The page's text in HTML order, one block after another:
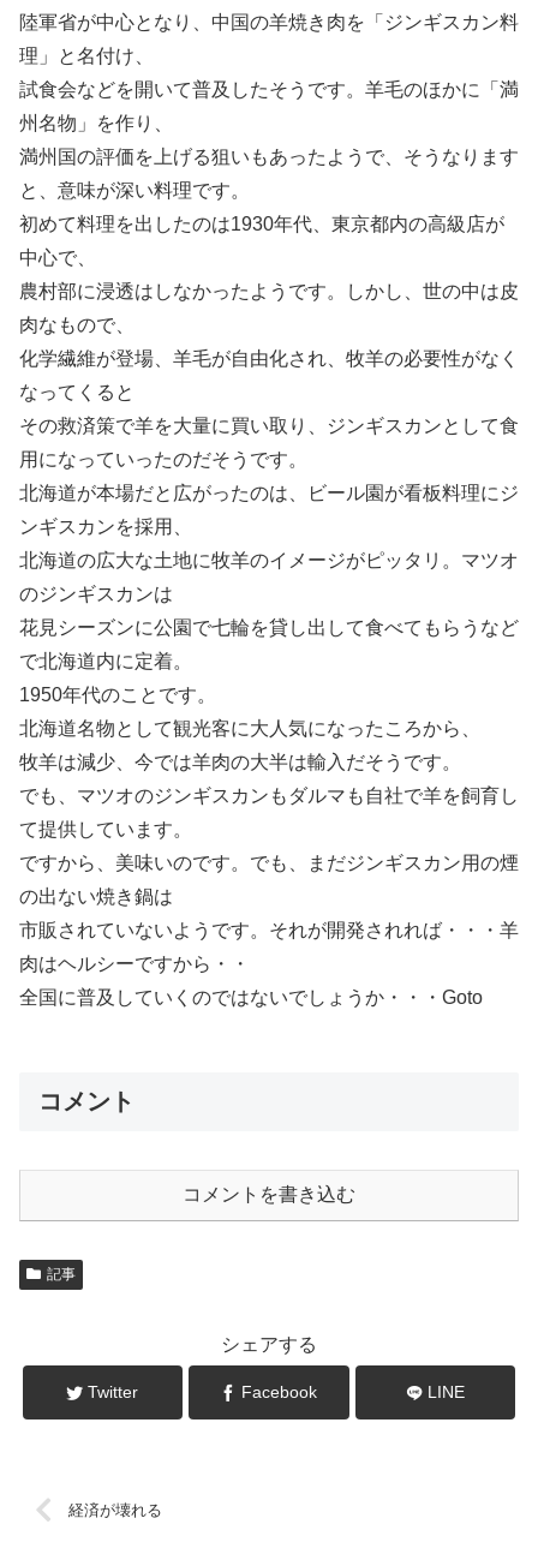
陸軍省が中心となり、中国の羊焼き肉を「ジンギスカン料
理」と名付け、
試食会などを開いて普及したそうです。羊毛のほかに「満
州名物」を作り、
満州国の評価を上げる狙いもあったようで、そうなります
と、意味が深い料理です。
初めて料理を出したのは1930年代、東京都内の高級店が
中心で、
農村部に浸透はしなかったようです。しかし、世の中は皮
肉なもので、
化学繊維が登場、羊毛が自由化され、牧羊の必要性がなく
なってくると
その救済策で羊を大量に買い取り、ジンギスカンとして食
用になっていったのだそうです。
北海道が本場だと広がったのは、ビール園が看板料理にジ
ンギスカンを採用、
北海道の広大な土地に牧羊のイメージがピッタリ。マツオ
のジンギスカンは
花見シーズンに公園で七輪を貸し出して食べてもらうなど
で北海道内に定着。
1950年代のことです。
北海道名物として観光客に大人気になったころから、
牧羊は減少、今では羊肉の大半は輸入だそうです。
でも、マツオのジンギスカンもダルマも自社で羊を飼育し
て提供しています。
ですから、美味いのです。でも、まだジンギスカン用の煙
の出ない焼き鍋は
市販されていないようです。それが開発されれば・・・羊
肉はヘルシーですから・・
全国に普及していくのではないでしょうか・・・Goto
コメント
コメントを書き込む
記事
シェアする
Twitter Facebook LINE
経済が壊れる